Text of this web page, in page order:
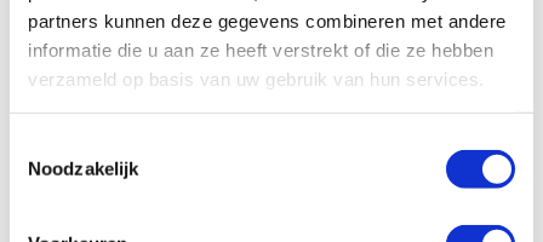
partners kunnen deze gegevens combineren met andere
informatie die u aan ze heeft verstrekt of die ze hebben
verzameld op basis van uw gebruik van hun services.
Noodzakelijk